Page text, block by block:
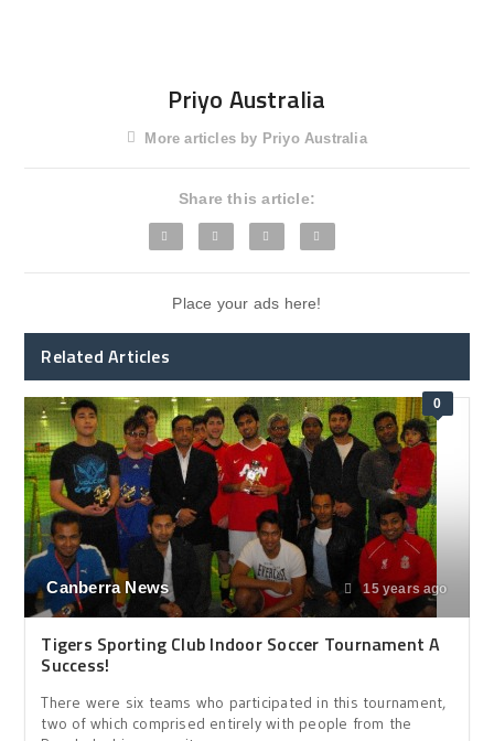
Priyo Australia
More articles by Priyo Australia
Share this article:
Place your ads here!
Related Articles
0
Canberra News 15 years ago
Tigers Sporting Club Indoor Soccer Tournament A
Success!
There were six teams who participated in this tournament,
two of which comprised entirely with people from the